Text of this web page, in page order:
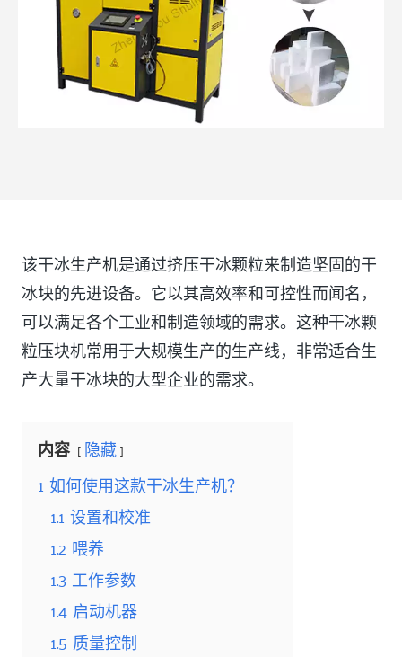
该干冰生产机是通过挤压干冰颗粒来制造坚固的干
冰块的先进设备。它以其高效率和可控性而闻名，
可以满足各个工业和制造领域的需求。这种干冰颗
粒压块机常用于大规模生产的生产线，非常适合生
产大量干冰块的大型企业的需求。
内容 隐藏
1 如何使用这款干冰生产机？
1.1 设置和校准
1.2 喂养
1.3 工作参数
1.4启动机器
1.5 质量控制